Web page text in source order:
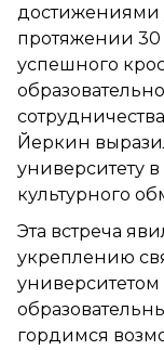
достижениями
протяжении 30
успешного
Йеркин
университету
культурного
Эта встреча
укреплению
гордимся